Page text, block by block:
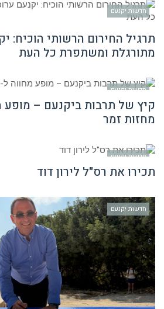
חדשות יקנעם
תרגיל החירום הרשותי הוכיח:
מתורגלת ומשתפרת כל העת
חדשות יקנעם
מחזות זמר
חדשות יקנעם
תכירו את רס"ל לירון דוד
חדשות יקנעם